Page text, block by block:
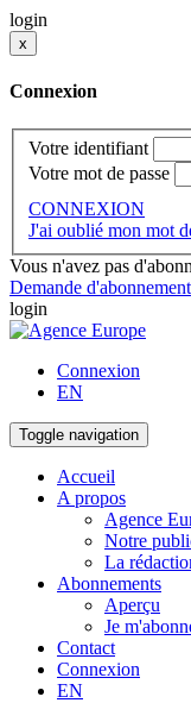
login
x
Connexion
Votre identifiant
Votre mot de passe
CONNEXION
J'ai oublié mon mot
Vous n'avez pas
Demande d'abonnement
login
Connexion
EN
Toggle navigation
Accueil
A propos
Agence
Notre
La
Abonnements
Aperçu
Je
Contact
Connexion
EN